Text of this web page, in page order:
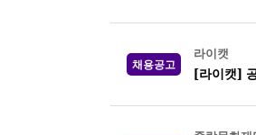
채용공고
라이캣
[라이캣]